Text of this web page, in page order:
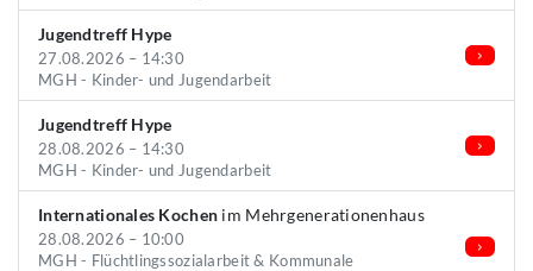
Jugendtreff Hype
27.08.2026 – 14:30
MGH - Kinder- und Jugendarbeit
Jugendtreff Hype
28.08.2026 – 14:30
MGH - Kinder- und Jugendarbeit
Internationales Kochen im Mehrgenerationenhaus
28.08.2026 – 10:00
MGH - Flüchtlingssozialarbeit & Kommunale